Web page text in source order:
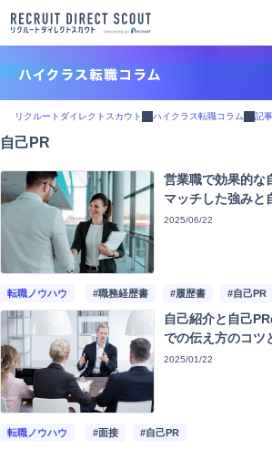
転職活動ガイド
履歴書・職務経歴書作成
スカウトを受ける・応募
面接対策
内定・退職準備
転職活動Tips
注目記事
リクルートダイレクトスカウト ハイクラス転職コラム 記
自己PR
営業職で効果的な
マッチした強みと
2025/06/22
転職ノウハウ #職務経歴書 #履歴書 #自己PR
自己紹介と自己
での伝え方のコツ
2025/01/22
転職ノウハウ #面接 #自己PR